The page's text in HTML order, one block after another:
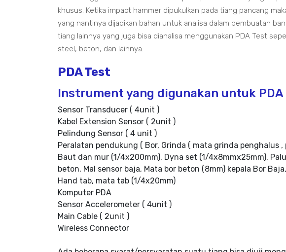
khusus. Ketika impact hammer dipukulkan pada tiang pancang
yang nantinya dijadikan bahan untuk analisa dalam pembuatan
tiang lainnya yang juga bisa dianalisa menggunakan PDA Test
steel, beton, dan lainnya.
PDA Test
Instrument yang digunakan untuk PDA
Sensor Transducer ( 4unit )
Kabel Extension Sensor ( 2unit )
Pelindung Sensor ( 4 unit )
Peralatan pendukung ( Bor, Grinda ( mata grinda penghalus
Baut dan mur (1/4x200mm), Dyna set (1/4x8mmx25mm),
beton, Mal sensor baja, Mata bor beton (8mm) kepala Bor
Hand tab, mata tab (1/4x20mm)
Komputer PDA
Sensor Accelerometer ( 4unit )
Main Cable ( 2unit )
Wireless Connector